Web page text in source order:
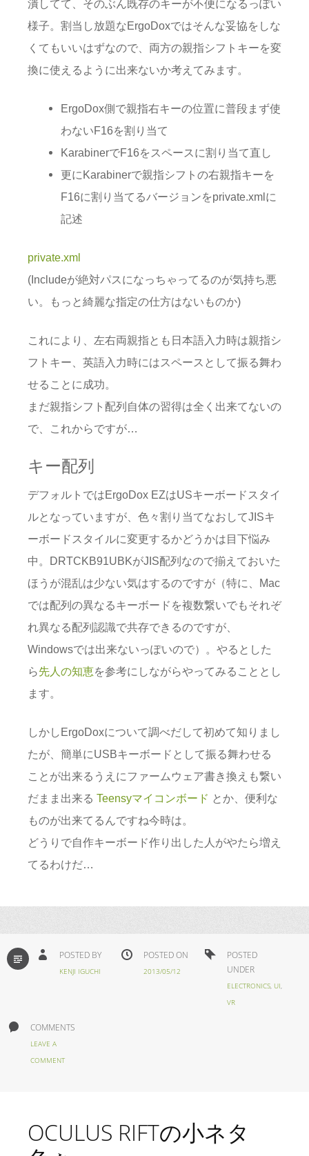
潰してて、そのぶん既存のキーが不便になるっぽい
様子。割当し放題なErgoDoxではそんな妥協をしな
くてもいいはずなので、両方の親指シフトキーを変
換に使えるように出来ないか考えてみます。
ErgoDox側で親指右キーの位置に普段まず使
わないF16を割り当て
KarabinerでF16をスペースに割り当て直し
更にKarabinerで親指シフトの右親指キーを
F16に割り当てるバージョンをprivate.xmlに
記述
private.xml
(Includeが絶対パスになっちゃってるのが気持ち悪
い。もっと綺麗な指定の仕方はないものか)
これにより、左右両親指とも日本語入力時は親指シ
フトキー、英語入力時にはスペースとして振る舞わ
せることに成功。
まだ親指シフト配列自体の習得は全く出来てないの
で、これからですが…
キー配列
デフォルトではErgoDox EZはUSキーボードスタイ
ルとなっていますが、色々割り当てなおしてJISキ
ーボードスタイルに変更するかどうかは目下悩み
中。DRTCKB91UBKがJIS配列なので揃えておいた
ほうが混乱は少ない気はするのですが（特に、Mac
では配列の異なるキーボードを複数繋いでもそれぞ
れ異なる配列認識で共存できるのですが、
Windowsでは出来ないっぽいので）。やるとした
ら先人の知恵を参考にしながらやってみることとし
ます。
しかしErgoDoxについて調べだして初めて知りまし
たが、簡単にUSBキーボードとして振る舞わせる
ことが出来るうえにファームウェア書き換えも繋い
だまま出来る Teensyマイコンボード とか、便利な
ものが出来てるんですね今時は。
どうりで自作キーボード作り出した人がやたら増え
てるわけだ…
STANDARD POSTED BY
KENJI IGUCHI
POSTED ON
2013/05/12
POSTED
UNDER
ELECTRONICS UI
VR
COMMENTS
LEAVE A
COMMENT
OCULUS RIFTの小ネタ